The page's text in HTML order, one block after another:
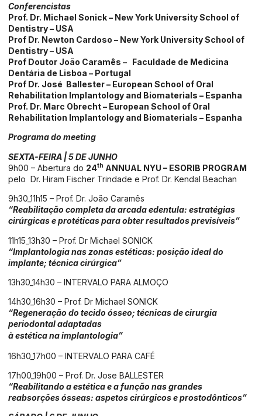
Conferencistas
Prof. Dr. Michael Sonick – New York University School of
Dentistry – USA
Prof Dr. Newton Cardoso – New York University School of
Dentistry – USA
Prof Doutor João Caramês – Faculdade de Medicina
Dentária de Lisboa – Portugal
Prof Dr. José Ballester – European School of Oral
Rehabilitation Implantology and Biomaterials – Espanha
Prof. Dr. Marc Obrecht – European School of Oral
Rehabilitation Implantology and Biomaterials – Espanha
Programa do meeting
SEXTA-FEIRA | 5 DE JUNHO
9h00 – Abertura do 24th ANNUAL NYU – ESORIB PROGRAM
pelo Dr. Hiram Fischer Trindade e Prof. Dr. Kendal Beachan
9h30_11h15 – Prof. Dr. João Caramês
“Reabilitação completa da arcada edentula: estratégias
cirúrgicas e protéticas para obter resultados previsíveis”
11h15_13h30 – Prof. Dr Michael SONICK
“Implantologia nas zonas estéticas: posição ideal do
implante; técnica cirúrgica”
13h30_14h30 – INTERVALO PARA ALMOÇO
14h30_16h30 – Prof. Dr Michael SONICK
“Regeneração do tecido ósseo; técnicas de cirurgia
periodontal adaptadas
à estética na implantologia”
16h30_17h00 – INTERVALO PARA CAFÉ
17h00_19h00 – Prof. Dr. Jose BALLESTER
“Reabilitando a estética e a função nas grandes
reabsorções ósseas: aspetos cirúrgicos e prostodônticos”